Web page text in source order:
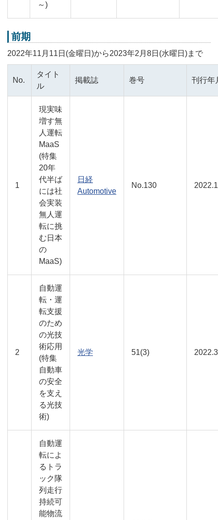
～)
前期
2022年11月11日(金曜日)から2023年2月8日(水曜日)まで
No.
タイト
ル
掲載誌 巻号 刊行年
1
現実味
増す無
人運転
MaaS
(特集
20年
代半ば
には社
会実装
無人運
転に挑
む日本
の
MaaS)
日経
Automotive
No.130 2022.1
2
自動運
転・運
転支援
のため
の光技
術応用
(特集
自動車
の安全
を支え
る光技
術)
光学 51(3) 2022.3
自動運
転によ
るトラ
ック隊
列走行
持続可
能物流